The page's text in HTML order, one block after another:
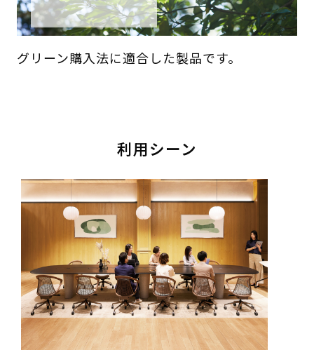
グリーン購入法に適合した製品です。
利用シーン